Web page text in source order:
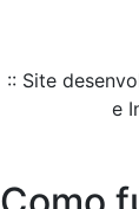
:: Site
e